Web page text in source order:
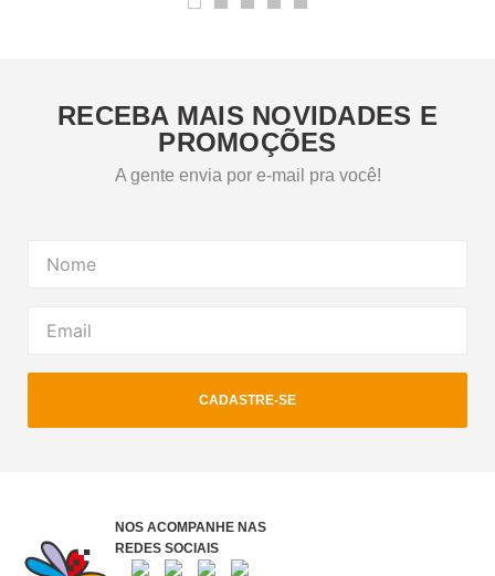
RECEBA MAIS NOVIDADES E
PROMOÇÕES
A gente envia por e-mail pra você!
CADASTRE-SE
NOS ACOMPANHE NAS
REDES SOCIAIS